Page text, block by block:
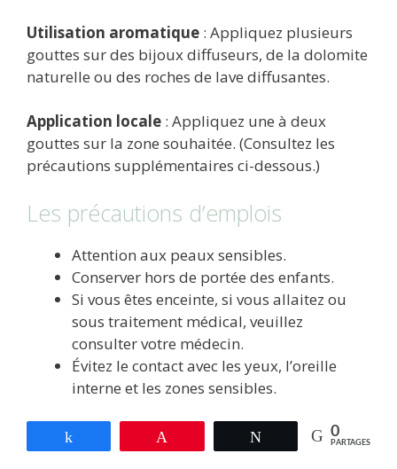
Utilisation aromatique : Appliquez plusieurs
gouttes sur des bijoux diffuseurs, de la dolomite
naturelle ou des roches de lave diffusantes.
Application locale : Appliquez une à deux
gouttes sur la zone souhaitée. (Consultez les
précautions supplémentaires ci-dessous.)
Les précautions d’emplois
Attention aux peaux sensibles.
Conserver hors de portée des enfants.
Si vous êtes enceinte, si vous allaitez ou
sous traitement médical, veuillez
consulter votre médecin.
Évitez le contact avec les yeux, l’oreille
interne et les zones sensibles.
Tweetez 0
PARTAGES